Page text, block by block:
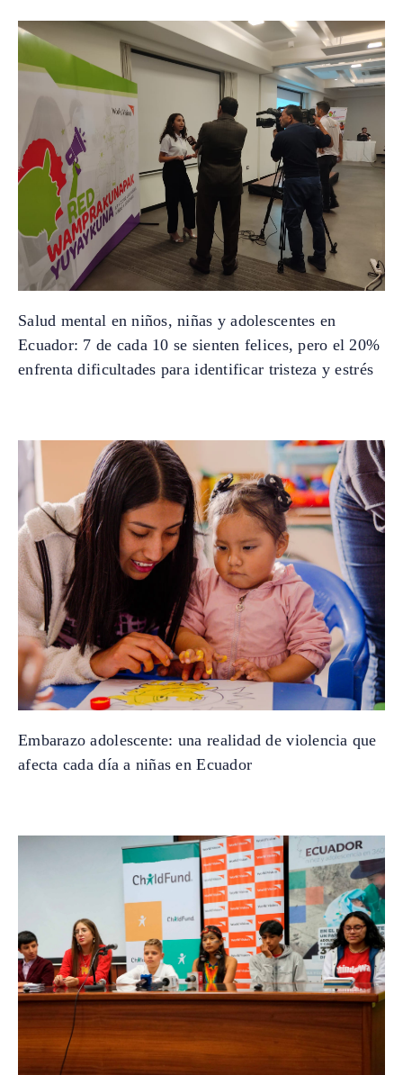
Salud mental en niños, niñas y adolescentes en
Ecuador: 7 de cada 10 se sienten felices, pero el 20%
enfrenta dificultades para identificar tristeza y estrés
Embarazo adolescente: una realidad de violencia que
afecta cada día a niñas en Ecuador